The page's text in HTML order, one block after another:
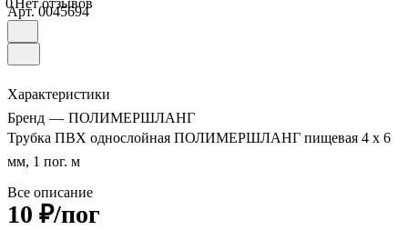
0 Нет отзывов
Арт.0045694
Характеристики
Бренд — ПОЛИМЕРШЛАНГ
Трубка ПВХ однослойная ПОЛИМЕРШЛАНГ пищевая 4 х 6
мм, 1 пог. м
Все описание
10 ₽/пог